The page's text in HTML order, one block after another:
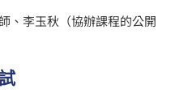
、李玉秋（協辦課程的公開